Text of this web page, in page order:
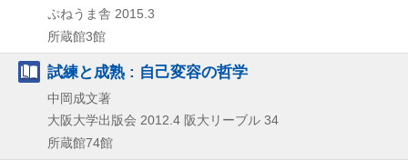
ぷねうま舎 2015.3
所蔵館3館
試練と成熟 : 自己変容の哲学
中岡成文著
大阪大学出版会 2012.4 阪大リーブル 34
所蔵館74館